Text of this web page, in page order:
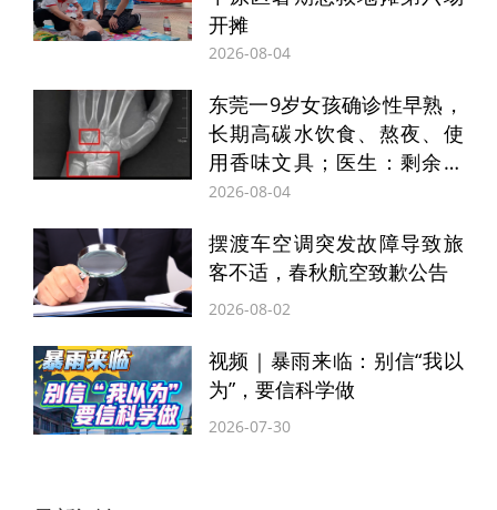
为了预防“空调病”，应该采取哪些措施？张
卫茹表示，一是要定期清洁空调滤网（建议
每2周清洗一次），避免滤网积尘滋生霉
菌、螨虫，随风吹出后引发过敏；二是避免
大汗淋漓时直接进入空调房，应先擦干汗
水、稍作休息，再进入空调环境；三是开空
调时不要让冷风直吹身体，可调整出风口方
向向上，让冷空气自然下沉；四是长期在空
调房活动时，每隔1小时起身活动5分钟，促
进血液循环，多喝水保持黏膜湿润。
开摊
2026-08-04
东莞一9岁女孩确诊性早熟，
长期高碳水饮食、熬夜、使
用香味文具；医生：剩余生
长空间仅剩约10cm，生长潜
2026-08-04
摆渡车空调突发故障导致旅
客不适，春秋航空致歉公告
2026-08-02
视频｜暴雨来临：别信“我以
为”，要信科学做
2026-07-30